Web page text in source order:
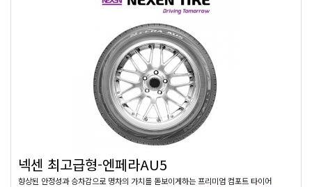
넥센 최고급형-엔페라AU5
향상된 안정성과 승차감으로 명차의 가치를 돋보이게하는 프리미엄 컴포트 타이어